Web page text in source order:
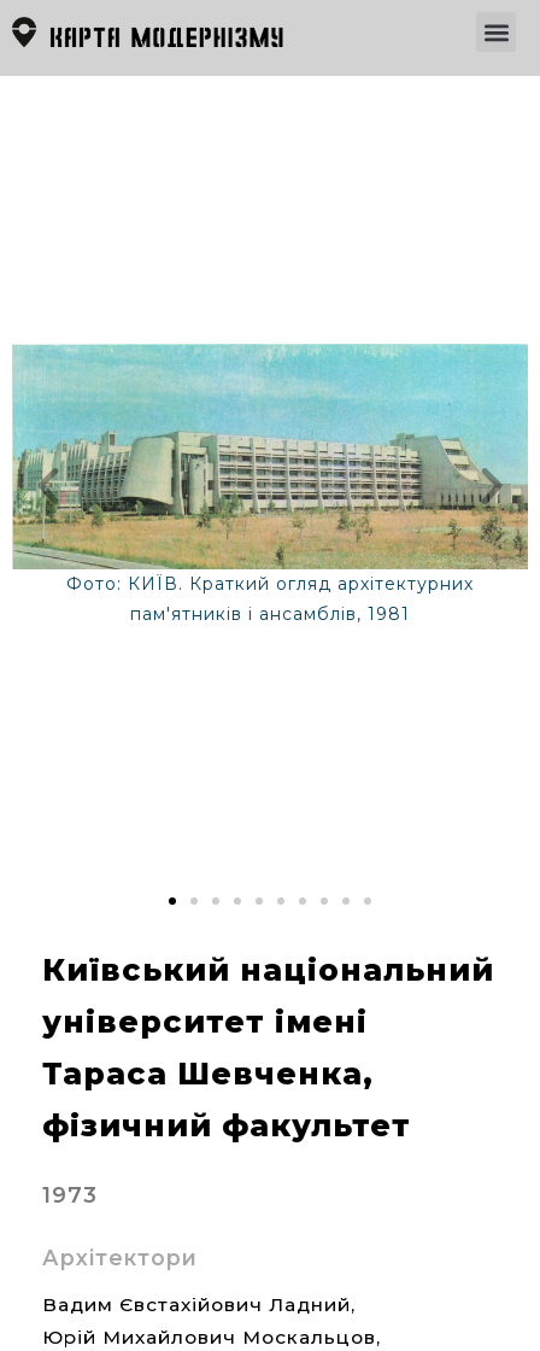
Фото: КИЇВ. Краткий огляд архітектурних
пам'ятників і ансамблів, 1981
Київський національний
університет імені
Тараса Шевченка,
фізичний факультет
1973
Архітектори
Вадим Євстахійович Ладний,
Юрій Михайлович Москальцов,